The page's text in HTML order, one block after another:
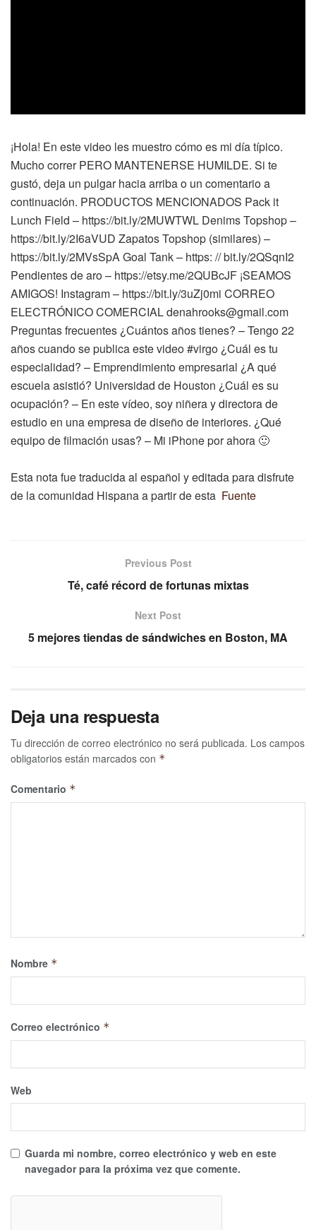
¡Hola! En este video les muestro cómo es mi día típico.
Mucho correr PERO MANTENERSE HUMILDE. Si te
gustó, deja un pulgar hacia arriba o un comentario a
continuación. PRODUCTOS MENCIONADOS Pack it
Lunch Field – https://bit.ly/2MUWTWL Denims Topshop –
https://bit.ly/2I6aVUD Zapatos Topshop (similares) –
https://bit.ly/2MVsSpA Goal Tank – https: // bit.ly/2QSqnI2
Pendientes de aro – https://etsy.me/2QUBcJF ¡SEAMOS
AMIGOS! Instagram – https://bit.ly/3uZj0mi CORREO
ELECTRÓNICO COMERCIAL denahrooks@gmail.com
Preguntas frecuentes ¿Cuántos años tienes? – Tengo 22
años cuando se publica este video #virgo ¿Cuál es tu
especialidad? – Emprendimiento empresarial ¿A qué
escuela asistió? Universidad de Houston ¿Cuál es su
ocupación? – En este vídeo, soy niñera y directora de
estudio en una empresa de diseño de interiores. ¿Qué
equipo de filmación usas? – Mi iPhone por ahora 🙂
Esta nota fue traducida al español y editada para disfrute
de la comunidad Hispana a partir de esta Fuente
Previous Post
Té, café récord de fortunas mixtas
Next Post
5 mejores tiendas de sándwiches en Boston, MA
Deja una respuesta
Tu dirección de correo electrónico no será publicada. Los campos
obligatorios están marcados con *
Comentario *
Nombre *
Correo electrónico *
Web
Guarda mi nombre, correo electrónico y web en este
navegador para la próxima vez que comente.